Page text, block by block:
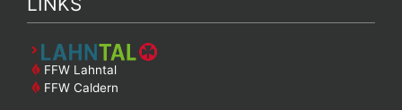
FFW Lahntal
FFW Caldern